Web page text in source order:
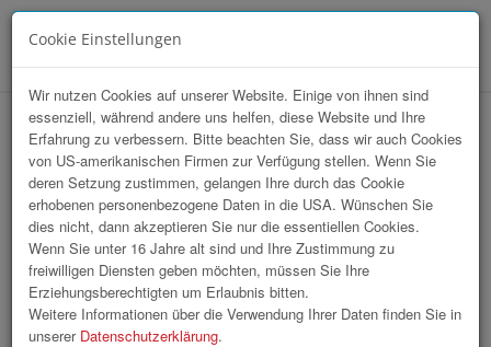
hr-lounge Mitte zu Gast bei karriere.at
Cookie Einstellungen
Wir nutzen Cookies auf unserer Website. Einige von ihnen sind
essenziell, während andere uns helfen, diese Website und Ihre
Erfahrung zu verbessern. Bitte beachten Sie, dass wir auch Cookies
von US-amerikanischen Firmen zur Verfügung stellen. Wenn Sie
deren Setzung zustimmen, gelangen Ihre durch das Cookie
erhobenen personenbezogene Daten in die USA. Wünschen Sie
dies nicht, dann akzeptieren Sie nur die essentiellen Cookies.
Wenn Sie unter 16 Jahre alt sind und Ihre Zustimmung zu
freiwilligen Diensten geben möchten, müssen Sie Ihre
Erziehungsberechtigten um Erlaubnis bitten.
Weitere Informationen über die Verwendung Ihrer Daten finden Sie in
unserer Datenschutzerklärung.